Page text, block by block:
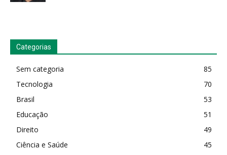
Categorias
Sem categoria
85
Tecnologia
70
Brasil
53
Educação
51
Direito
49
Ciência e Saúde
45